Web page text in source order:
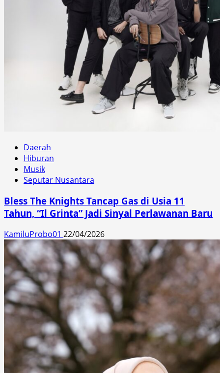
Daerah
Hiburan
Musik
Seputar Nusantara
Bless The Knights Tancap Gas di Usia 11
Tahun, “Il Grinta” Jadi Sinyal Perlawanan Baru
KamiluProbo01 22/04/2026